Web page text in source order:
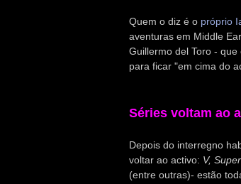
Quem o diz é o próprio
aventuras em Middle
Guillermo del Toro -
para ficar "em cima do
Séries voltam ao
Depois do interregno
voltar ao activo: V,
(entre outras)- estão